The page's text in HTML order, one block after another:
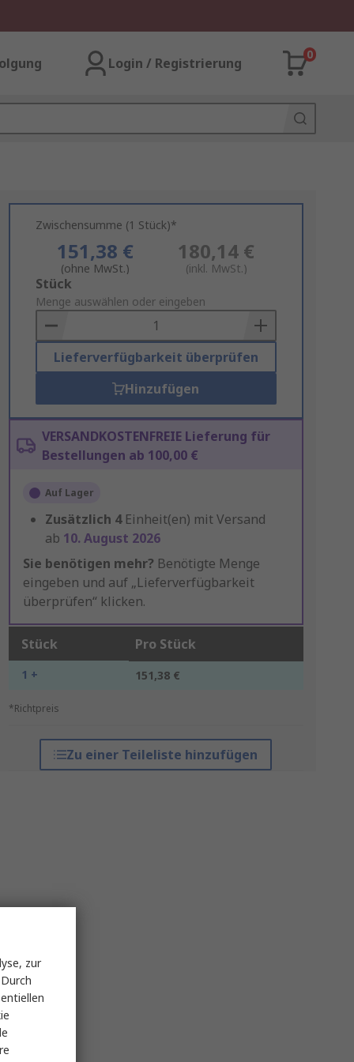
Login / Registrierung
0
Zwischensumme (1 Stück)*
151,38 €
(ohne MwSt.)
180,14 €
(inkl. MwSt.)
Add
to
Basket
Stück
Menge auswählen oder eingeben
Lieferverfügbarkeit überprüfen
Hinzufügen
VERSANDKOSTENFREIE Lieferung für
Bestellungen ab 100,00 €
Auf Lager
Zusätzlich 4 Einheit(en) mit Versand
ab 10. August 2026
Sie benötigen mehr? Benötigte Menge
eingeben und auf „Lieferverfügbarkeit
überprüfen“ klicken.
Stück Pro Stück
1 + 151,38 €
*Richtpreis
Zu einer Teileliste hinzufügen
zur